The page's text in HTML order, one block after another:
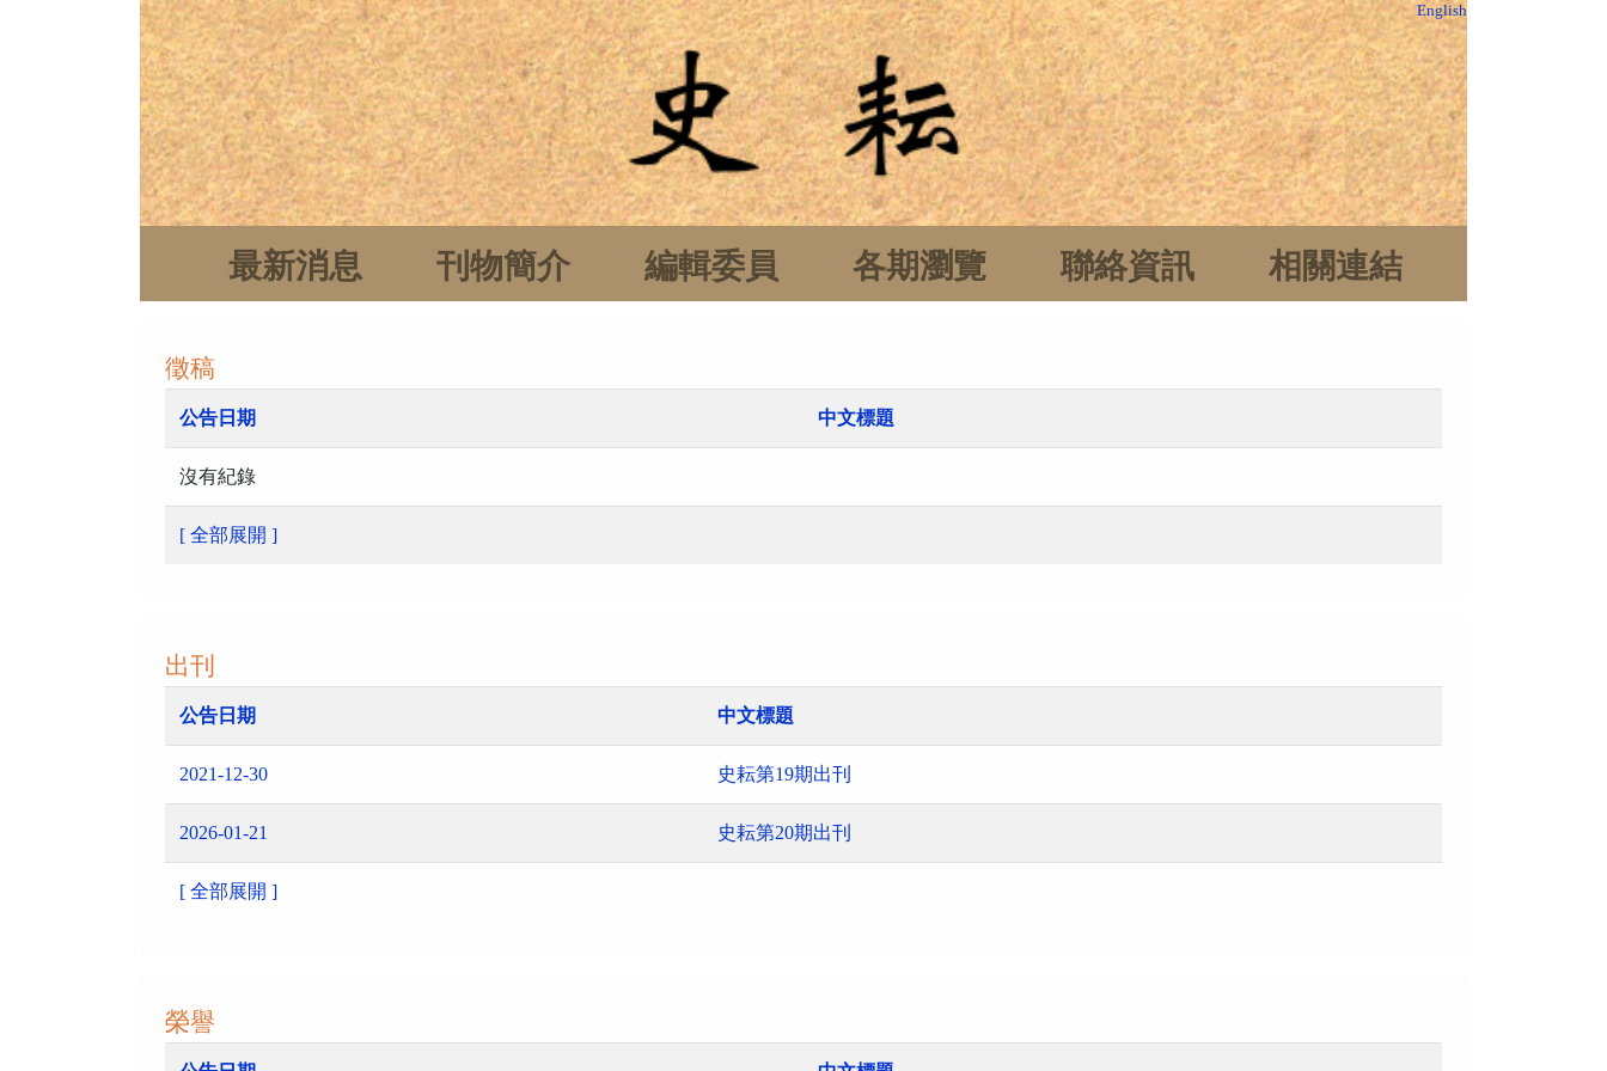
English
最新消息 刊物簡介 編輯委員 各期瀏覽 聯絡資訊 相關連結
徵稿
公告日期 中文標題
沒有紀錄
[ 全部展開 ]
出刊
公告日期 中文標題
2021-12-30 史耘第19期出刊
2026-01-21 史耘第20期出刊
[ 全部展開 ]
榮譽